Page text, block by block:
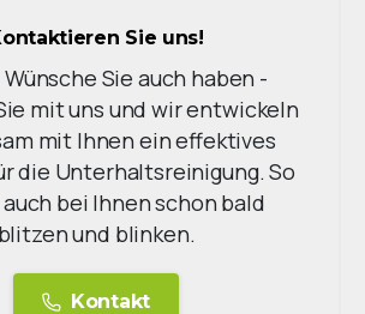
Sie uns!
Sie auch haben -
mit uns und wir entwickeln
mit Ihnen ein effektives
die Unterhaltsreinigung. So
bei Ihnen schon bald
blitzen und blinken.
Kontakt